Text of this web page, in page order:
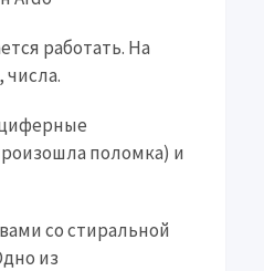
работать. На
циферные
поломка) и
со стиральной
из